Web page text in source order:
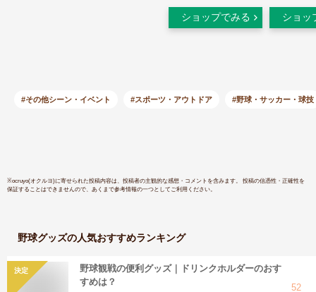
叩きやすいバット型
メガホン 30.5cm 11
ズ 野球 高校野球 全
ショップでみる
色 ブルー
援グッズ
ショッ
#その他シーン・イベント #スポーツ・アウトドア #野球・サッカー・球技
※ocruyo(オクルヨ)に寄せられた投稿内容は、投稿者の主観的な感想・コメントを含みます。 投稿の信憑性・正確性を
保証することはできませんので、あくまで参考情報の一つとしてご利用ください。
野球グッズの人気おすすめランキング
決定
野球観戦の便利グッズ｜ドリンクホルダーのおす
すめは？
52